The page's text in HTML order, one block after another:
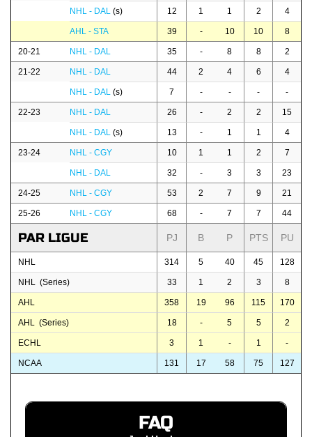
NHL - DAL (s) 12 1 1 2 4
AHL - STA 39 - 10 10 8
20-21 NHL - DAL 35 - 8 8 2
21-22 NHL - DAL 44 2 4 6 4
NHL - DAL (s) 7 - - - -
22-23 NHL - DAL 26 - 2 2 15
NHL - DAL (s) 13 - 1 1 4
23-24 NHL - CGY 10 1 1 2 7
NHL - DAL 32 - 3 3 23
24-25 NHL - CGY 53 2 7 9 21
25-26 NHL - CGY 68 - 7 7 44
PAR LIGUE PJ B P PTS PU
NHL 314 5 40 45 128
NHL (Series) 33 1 2 3 8
AHL 358 19 96 115 170
AHL (Series) 18 - 5 5 2
ECHL 3 1 - 1 -
NCAA 131 17 58 75 127
FAQ